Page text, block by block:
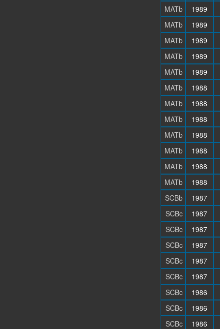
MATb
1989
MATb
1989
MATb
1989
MATb
1989
MATb
1989
MATb
1988
MATb
1988
MATb
1988
MATb
1988
MATb
1988
MATb
1988
MATb
1988
SCBb
1987
SCBc
1987
SCBc
1987
SCBc
1987
SCBc
1987
SCBc
1987
SCBc
1986
SCBc
1986
SCBc
1986